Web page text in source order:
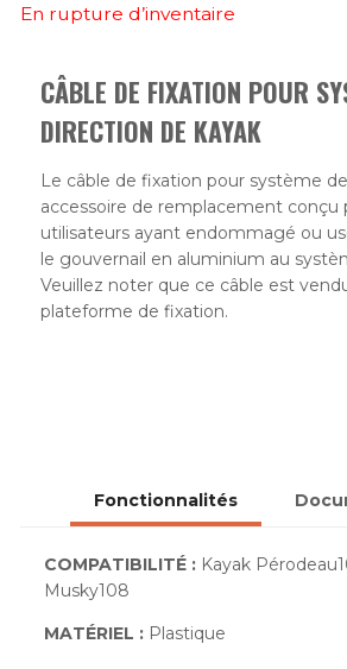
En rupture d’inventaire
CÂBLE DE FIXATION POUR
DIRECTION DE KAYAK
Le câble de fixation pour système
accessoire de remplacement conçu
utilisateurs ayant endommagé ou
le gouvernail en aluminium au
Veuillez noter que ce câble est
plateforme de fixation.
Fonctionnalités
COMPATIBILITÉ : Kayak
Musky108
MATÉRIEL : Plastique